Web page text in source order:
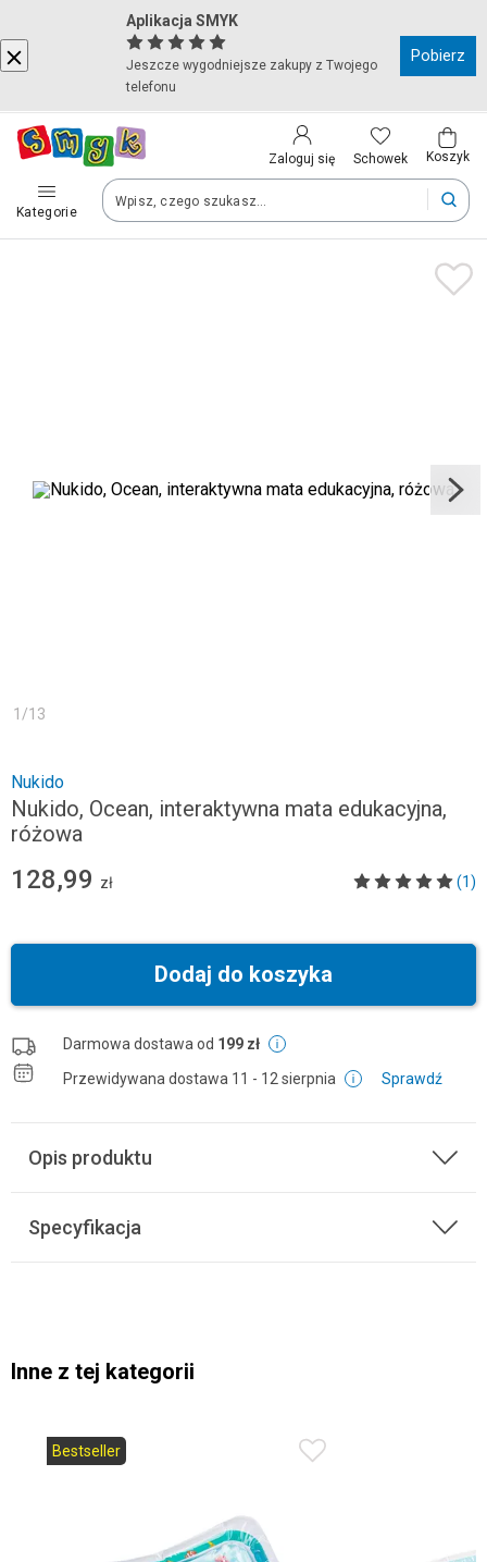
Aplikacja SMYK
Jeszcze wygodniejsze zakupy z Twojego
telefonu
Pobierz
Zaloguj się Schowek Koszyk
Kategorie
Kraj i język
Polska (Poland)
Twoje zamówienia dostarczymy na teren wybranego kraju.
Zapisz
1 /13
Nukido
Nukido, Ocean, interaktywna mata edukacyjna,
różowa
128,99 zł (1)
Dodaj do koszyka
Darmowa dostawa od 199 zł
Przewidywana dostawa 11 - 12 sierpnia Sprawdź
Opis produktu
Specyfikacja
Inne z tej kategorii
Bestseller